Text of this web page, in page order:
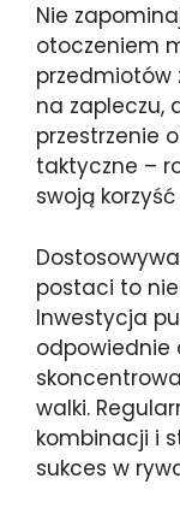
Nie
otoczeniem
przedmiotów
na zapleczu,
przestrzenie
taktyczne –
swoją
postaci to
Inwestycja
odpowiednie
walki.
kombinacji i
sukces w